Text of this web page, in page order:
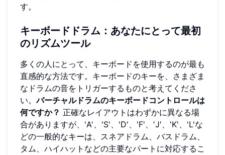
す。
キーボードドラム：あなたにとって最初
のリズムツール
多くの人にとって、キーボードを使用するのが最も
直感的な方法です。キーボードのキーを、さまざま
なドラムの音をトリガーするものと考えてくださ
い。バーチャルドラムのキーボードコントロールは
何ですか？ 正確なレイアウトはわずかに異なる場
合がありますが、'A'、'S'、'D'、'F'、'J'、'K'、'L'な
どの一般的なキーは、スネアドラム、バスドラム、
タム、ハイハットなどの主要なパートに対応するこ